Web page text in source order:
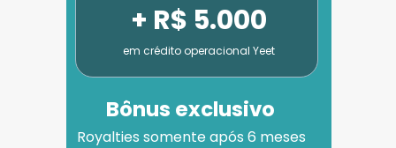
Bônus exclusivo
+ R$ 5.000
em crédito operacional Yeet
Royalties somente após 6 meses